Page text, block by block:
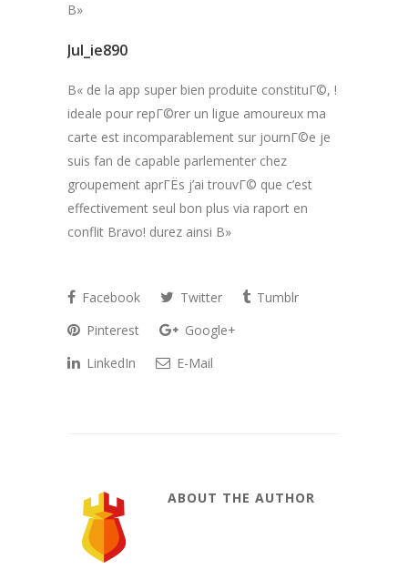
В»
Jul_ie890
В« de la app super bien produite constituГ©, !
ideale pour repГ©rer un ligue amoureux ma
carte est incomparablement sur journГ©e je
suis fan de capable parlementer chez
groupement aprГЁs j’ai trouvГ© que c’est
effectivement seul bon plus via raport en
conflit Bravo! durez ainsi В»
Facebook Twitter
Tumblr
Pinterest
Google+
LinkedIn
E-Mail
ABOUT THE AUTHOR